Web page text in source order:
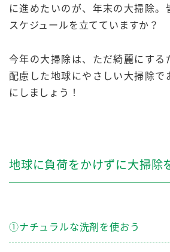
に進めたいのが、年末の大掃除。
スケジュールを立てていますか？
今年の大掃除は、ただ綺麗にする
配慮した地球にやさしい大掃除で
にしましょう！
地球に負荷をかけずに大掃除
①ナチュラルな洗剤を使おう